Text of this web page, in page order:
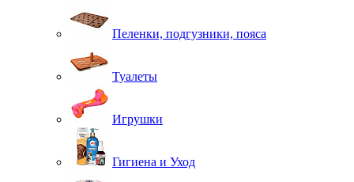
Пеленки, подгузники, пояса
Туалеты
Игрушки
Гигиена и Уход